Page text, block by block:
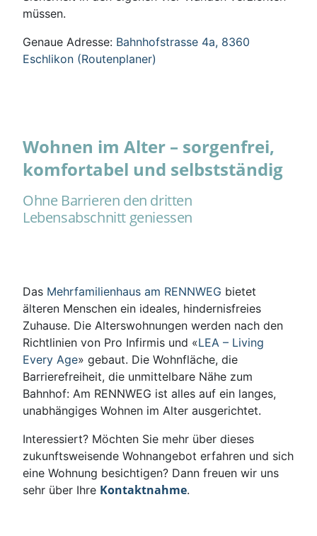
müssen.
Genaue Adresse: Bahnhofstrasse 4a, 8360
Eschlikon (Routenplaner)
Wohnen im Alter – sorgenfrei,
komfortabel und selbstständig
Ohne Barrieren den dritten
Lebensabschnitt geniessen
Das Mehrfamilienhaus am RENNWEG bietet
älteren Menschen ein ideales, hindernisfreies
Zuhause. Die Alterswohnungen werden nach den
Richtlinien von Pro Infirmis und «LEA – Living
Every Age» gebaut. Die Wohnfläche, die
Barrierefreiheit, die unmittelbare Nähe zum
Bahnhof: Am RENNWEG ist alles auf ein langes,
unabhängiges Wohnen im Alter ausgerichtet.
Interessiert? Möchten Sie mehr über dieses
zukunftsweisende Wohnangebot erfahren und sich
eine Wohnung besichtigen? Dann freuen wir uns
sehr über Ihre Kontaktnahme.